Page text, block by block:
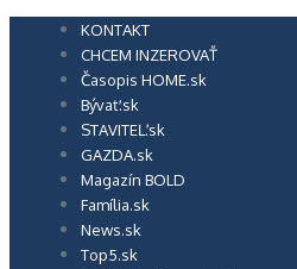
Preskočiť
KONTAKT
CHCEM INZEROVAŤ
Časopis HOME.sk
Bývať.sk
STAVITEĽ.sk
GAZDA.sk
Magazín BOLD
Família.sk
News.sk
Top5.sk